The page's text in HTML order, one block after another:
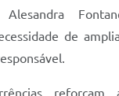
de
reforçam